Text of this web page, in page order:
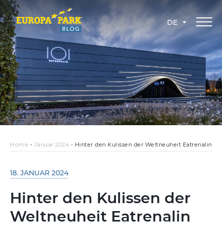
DE
Home - Januar 2024 - Hinter den Kulissen der Weltneuheit Eatrenalin
18. JANUAR 2024
Hinter den Kulissen der
Weltneuheit Eatrenalin